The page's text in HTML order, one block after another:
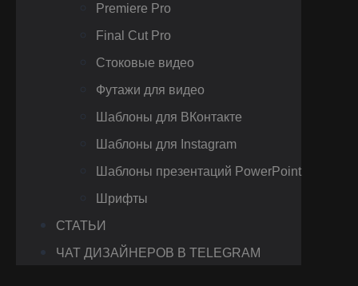
Premiere Pro
Final Cut Pro
Стоковые видео
Футажи для видео
Шаблоны для ВКонтакте
Шаблоны для Instagram
Шаблоны презентаций PowerPoint
Шрифты
СТАТЬИ
ЧАТ ДИЗАЙНЕРОВ В TELEGRAM